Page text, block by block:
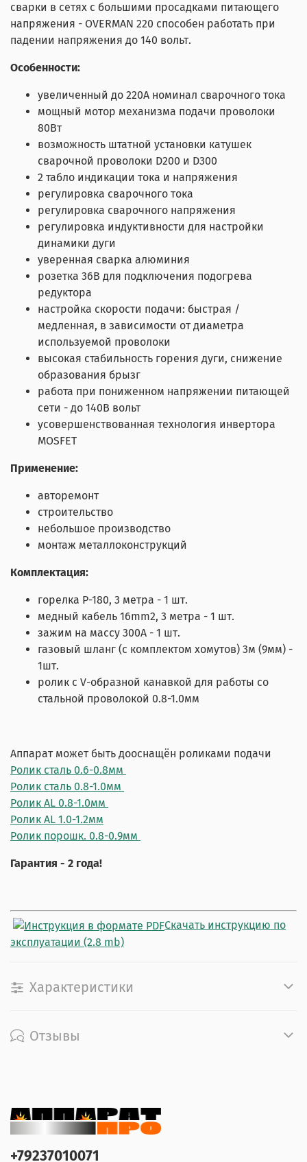
сварки в сетях с большими просадками питающего
напряжения - OVERMAN 220 способен работать при
падении напряжения до 140 вольт.
Особенности:
увеличенный до 220А номинал сварочного тока
мощный мотор механизма подачи проволоки
80Вт
возможность штатной установки катушек
сварочной проволоки D200 и D300
2 табло индикации тока и напряжения
регулировка сварочного тока
регулировка сварочного напряжения
регулировка индуктивности для настройки
динамики дуги
уверенная сварка алюминия
розетка 36В для подключения подогрева
редуктора
настройка скорости подачи: быстрая /
медленная, в зависимости от диаметра
используемой проволоки
высокая стабильность горения дуги, снижение
образования брызг
работа при пониженном напряжении питающей
сети - до 140В вольт
усовершенствованная технология инвертора
MOSFET
Применение:
авторемонт
строительство
небольшое производство
монтаж металлоконструкций
Комплектация:
горелка Р-180, 3 метра - 1 шт.
медный кабель 16mm2, 3 метра - 1 шт.
зажим на массу 300А - 1 шт.
газовый шланг (с комплектом хомутов) 3м (9мм) -
1шт.
ролик с V-образной канавкой для работы со
стальной проволокой 0.8-1.0мм
Аппарат может быть дооснащён роликами подачи
Ролик сталь 0.6-0.8мм
Ролик сталь 0.8-1.0мм
Ролик AL 0.8-1.0мм
Ролик AL 1.0-1.2мм
Ролик порошк. 0.8-0.9мм
Гарантия - 2 года!
Скачать инструкцию по
эксплуатации (2.8 mb)
Характеристики
Отзывы
+79237010071